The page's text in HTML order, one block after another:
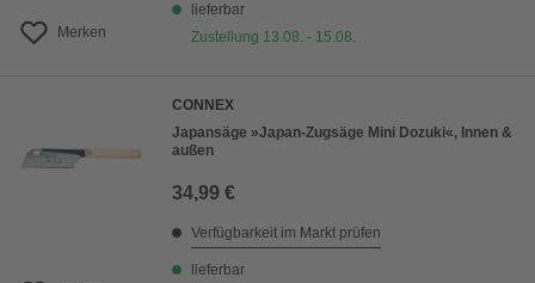
Merken
lieferbar
Zustellung 13.08. - 15.08.
CONNEX
Japansäge »Japan-Zugsäge Mini Dozuki«, Innen &
außen
34,99 €
Verfügbarkeit im Markt prüfen
lieferbar